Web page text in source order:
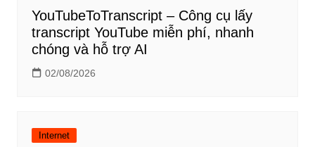
YouTubeToTranscript – Công cụ lấy
transcript YouTube miễn phí, nhanh
chóng và hỗ trợ AI
02/08/2026
Internet